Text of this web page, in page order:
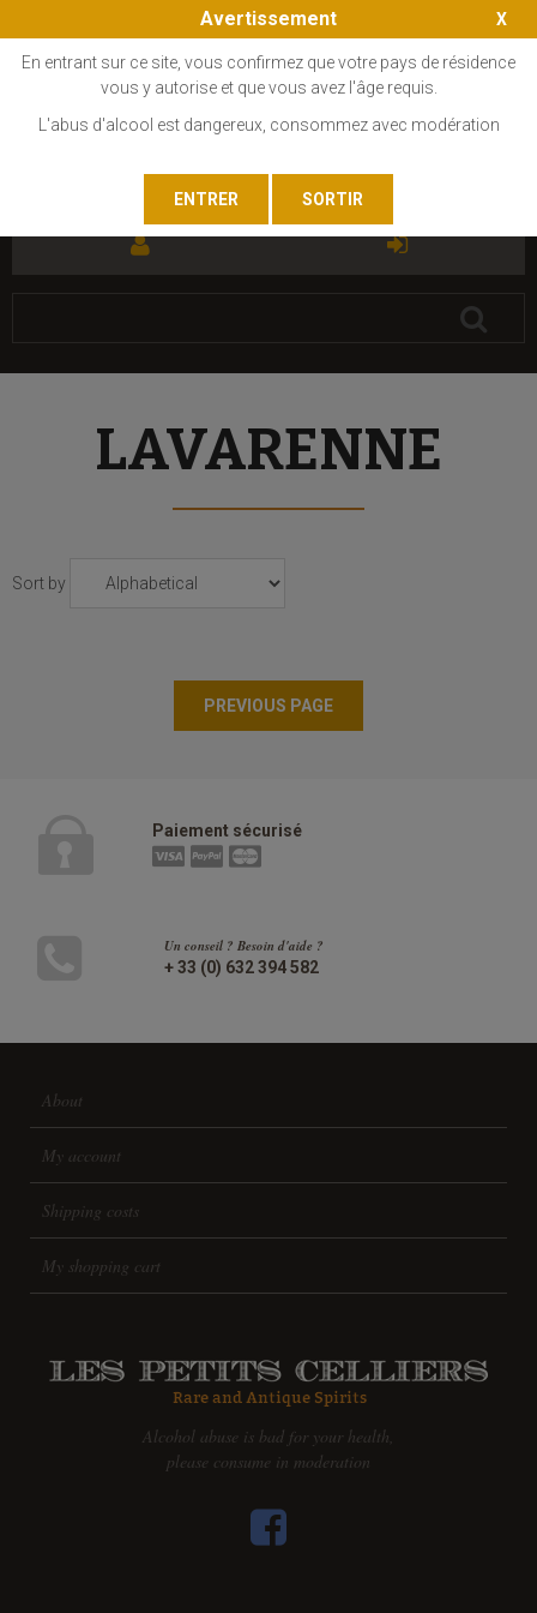
LAVARENNE
Sort by
Paiement sécurisé
Un conseil ? Besoin d'aide ?
+ 33 (0) 632 394 582
About
My account
Shipping costs
My shopping cart
Alcohol abuse is bad for your health,
please consume in moderation
Avertissement
En entrant sur ce site, vous confirmez que votre pays de résidence
vous y autorise et que vous avez l'âge requis.
L'abus d'alcool est dangereux, consommez avec modération